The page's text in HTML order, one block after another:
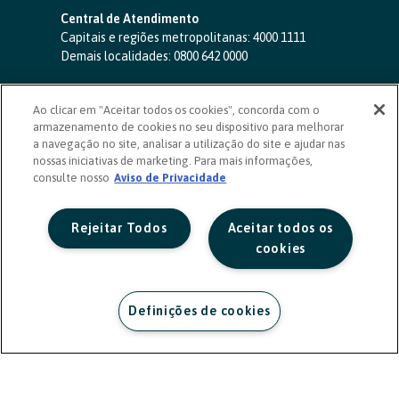
Central de Atendimento
Capitais e regiões metropolitanas: 4000 1111
Demais localidades: 0800 642 0000
SAC 24 horas-0800 724 4420
Ouvidoria
0800 725 0996
(de segunda a sexta, das 8h às 20h)
ouvidoriasicoob.com.br
Deficientes auditivos ou de fala
Ao clicar em "Aceitar todos os cookies", concorda com o
armazenamento de cookies no seu dispositivo para melhorar
a navegação no site, analisar a utilização do site e ajudar nas
nossas iniciativas de marketing. Para mais informações,
consulte nosso Aviso de Privacidade
Aceitar todos os
cookies
Rejeitar Todos
Definições de cookies